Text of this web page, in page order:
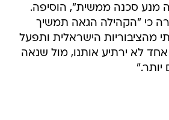
מנע סכנה ממשית", הוסיפה.
כי "הקהילה הגאה תמשיך
מהציבוריות הישראלית ותפעל
לא ירתיע אותנו, מול שנאה
יותר."